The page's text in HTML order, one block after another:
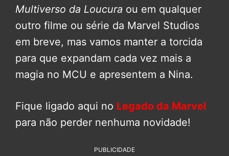
Multiverso da Loucura ou em qualquer
outro filme ou série da Marvel Studios
em breve, mas vamos manter a torcida
para que expandam cada vez mais a
magia no MCU e apresentem a Nina.
Fique ligado aqui no Legado da Marvel
para não perder nenhuma novidade!
PUBLICIDADE